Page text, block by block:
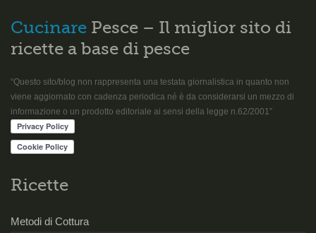
Cucinare Pesce – Il miglior sito di
ricette a base di pesce
“Questo sito/blog non rappresenta una testata giornalistica in quanto non
viene aggiornato con cadenza periodica né è da considerarsi un mezzo di
informazione o un prodotto editoriale ai sensi della legge n.62/2001”
Ricette
Metodi di Cottura